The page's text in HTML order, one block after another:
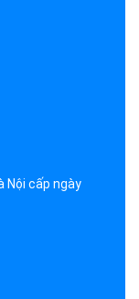
Nội cấp ngày